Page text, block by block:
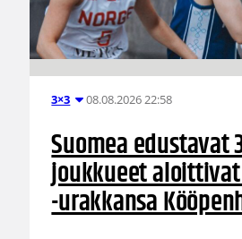
3×3 08.08.2026 22:58
Suomea edustavat
joukkueet aloittivat
-urakkansa